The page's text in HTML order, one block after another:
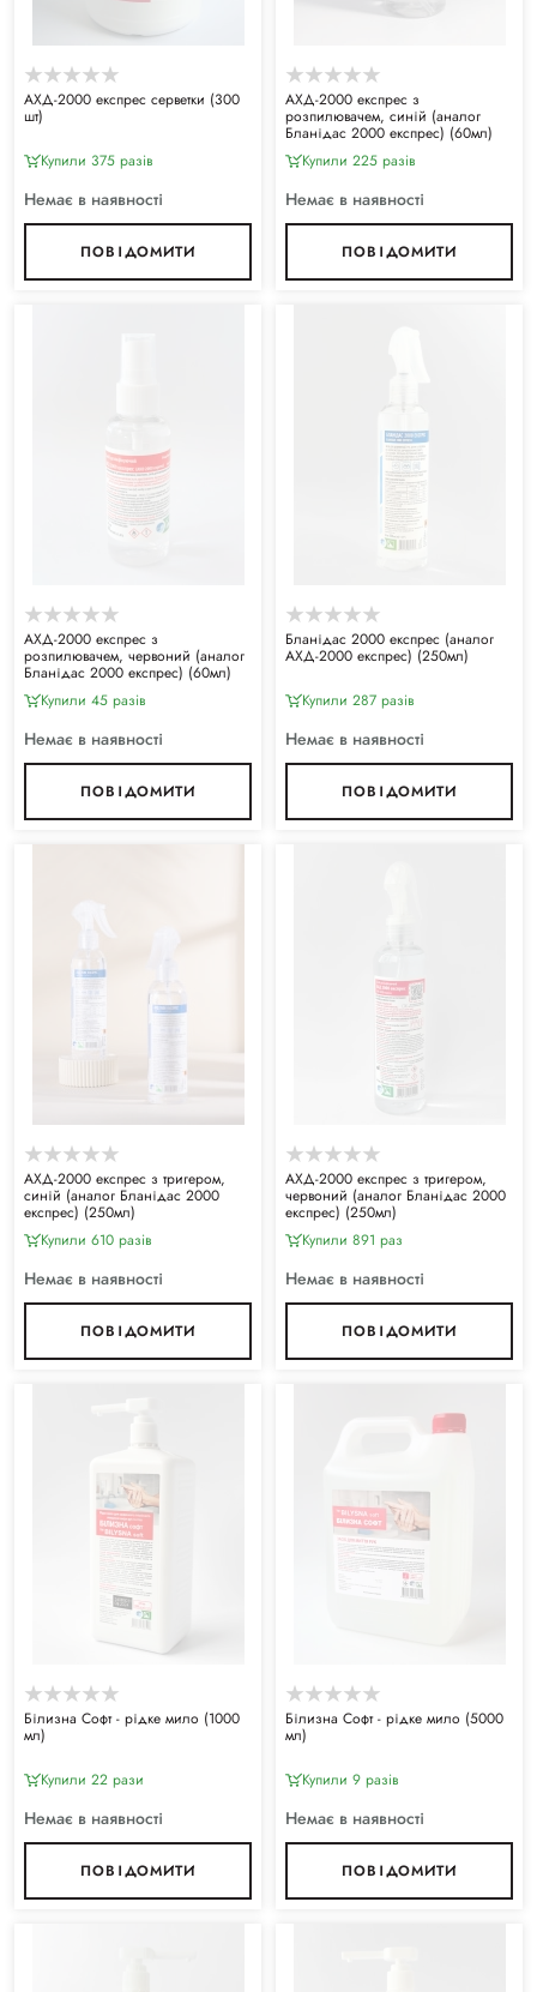
АХД-2000 експрес серветки (300
шт)
Купили 375 разiв
Немає в наявності
ПОВІДОМИТИ
АХД-2000 експрес з
розпилювачем, синій (аналог
Бланідас 2000 експрес) (60мл)
Купили 225 разiв
Немає в наявності
ПОВІДОМИТИ
АХД-2000 експрес з
розпилювачем, червоний (аналог
Бланідас 2000 експрес) (60мл)
Купили 45 разiв
Немає в наявності
ПОВІДОМИТИ
Бланідас 2000 експрес (аналог
АХД-2000 експрес) (250мл)
Купили 287 разiв
Немає в наявності
ПОВІДОМИТИ
АХД-2000 експрес з тригером,
синій (аналог Бланідас 2000
експрес) (250мл)
Купили 610 разiв
Немає в наявності
ПОВІДОМИТИ
АХД-2000 експрес з тригером,
червоний (аналог Бланідас 2000
експрес) (250мл)
Купили 891 раз
Немає в наявності
ПОВІДОМИТИ
Білизна Софт - рідке мило (1000
мл)
Купили 22 рази
Немає в наявності
ПОВІДОМИТИ
Білизна Софт - рідке мило (5000
мл)
Купили 9 разiв
Немає в наявності
ПОВІДОМИТИ